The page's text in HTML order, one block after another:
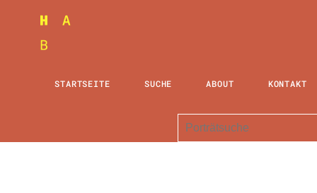
STARTSEITE SUCHE ABOUT KONTAKT